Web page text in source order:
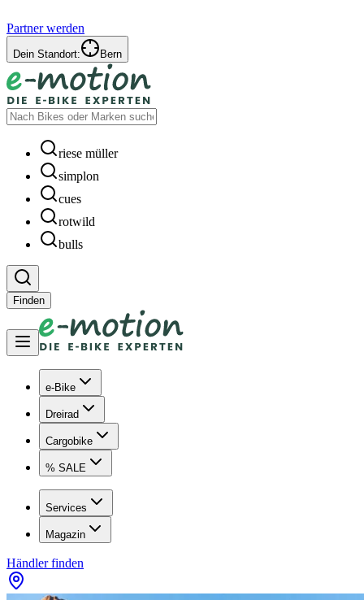
Partner werden
Dein Standort: Bern
riese müller
simplon
cues
rotwild
bulls
Finden
e-Bike
Dreirad
Cargobike
% SALE
Services
Magazin
Händler finden